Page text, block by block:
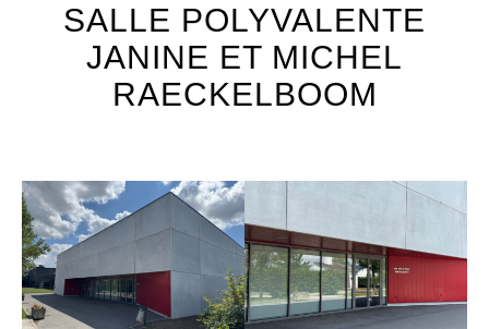
SALLE POLYVALENTE
JANINE ET MICHEL
RAECKELBOOM